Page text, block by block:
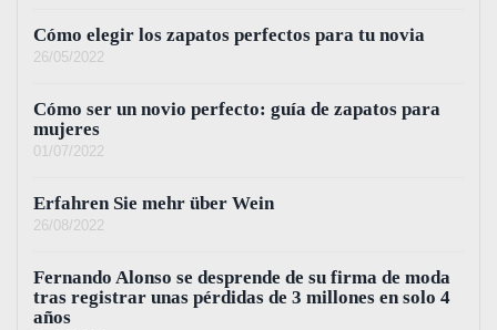
Cómo elegir los zapatos perfectos para tu novia
26/05/2022
Cómo ser un novio perfecto: guía de zapatos para
mujeres
01/07/2022
Erfahren Sie mehr über Wein
26/08/2022
Fernando Alonso se desprende de su firma de moda
tras registrar unas pérdidas de 3 millones en solo 4
años